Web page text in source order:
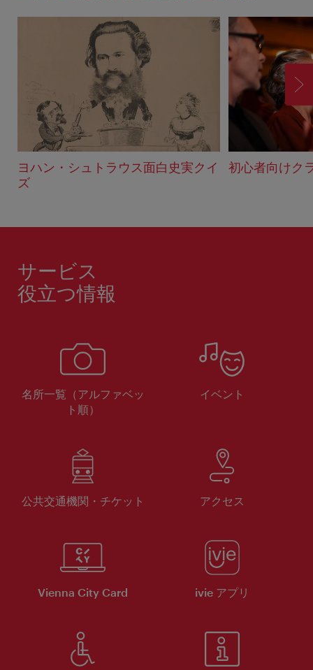
ヨハン・シュトラウス面白史実クイ
ズ
初心者向けク
進
む
サービス
役立つ情報
名所一覧（アルファベッ
ト順）
イベント
公共交通機関・チケット アクセス
Vienna City Card ivie アプリ